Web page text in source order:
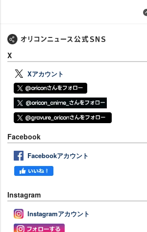
X
Xアカウント
Facebook
Facebookアカウント
Instagram
Instagramアカウント